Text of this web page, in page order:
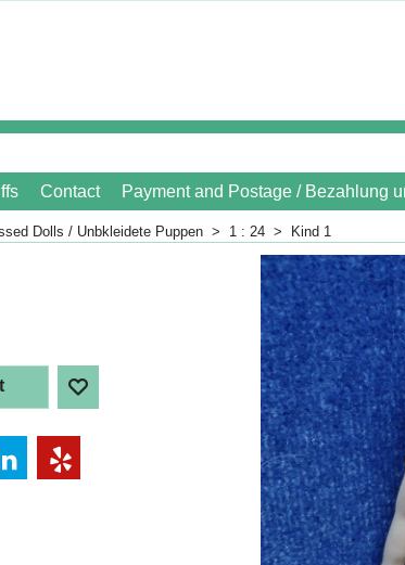
Contact
Payment and Postage / Bezahlung
Dolls / Unbkleidete Puppen > 1 : 24 > Kind 1